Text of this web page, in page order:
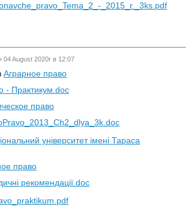
_2015_r._3ks.pdf
04 August 2020г в 12:07
Аграрное право
- Практикум.doc
право
університет імені Тараса
право
рекомендації.doc